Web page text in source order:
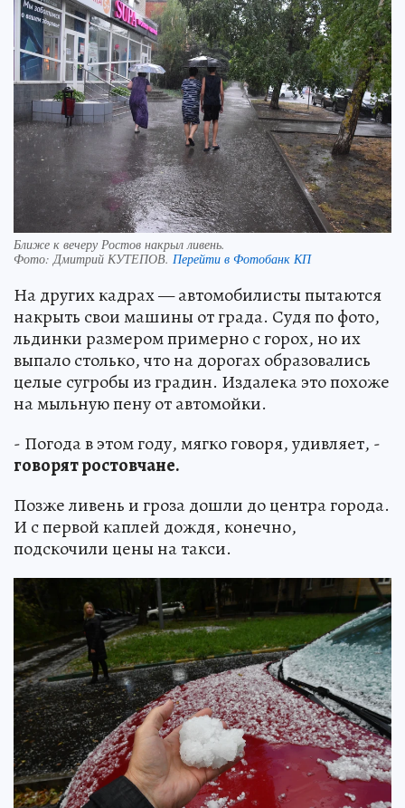
Ближе к вечеру Ростов накрыл ливень.
Фото:Дмитрий КУТЕПОВ. Перейти в Фотобанк КП
На других кадрах — автомобилисты пытаются
накрыть свои машины от града. Судя по фото,
льдинки размером примерно с горох, но их
выпало столько, что на дорогах образовались
целые сугробы из градин. Издалека это похоже
на мыльную пену от автомойки.
- Погода в этом году, мягко говоря, удивляет, -
говорят ростовчане.
Позже ливень и гроза дошли до центра города.
И с первой каплей дождя, конечно,
подскочили цены на такси.